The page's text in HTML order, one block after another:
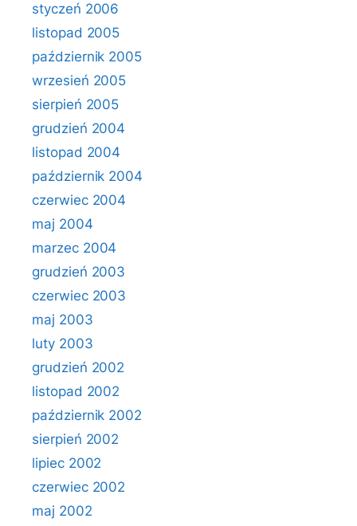
styczeń 2006
listopad 2005
październik 2005
wrzesień 2005
sierpień 2005
grudzień 2004
listopad 2004
październik 2004
czerwiec 2004
maj 2004
marzec 2004
grudzień 2003
czerwiec 2003
maj 2003
luty 2003
grudzień 2002
listopad 2002
październik 2002
sierpień 2002
lipiec 2002
czerwiec 2002
maj 2002